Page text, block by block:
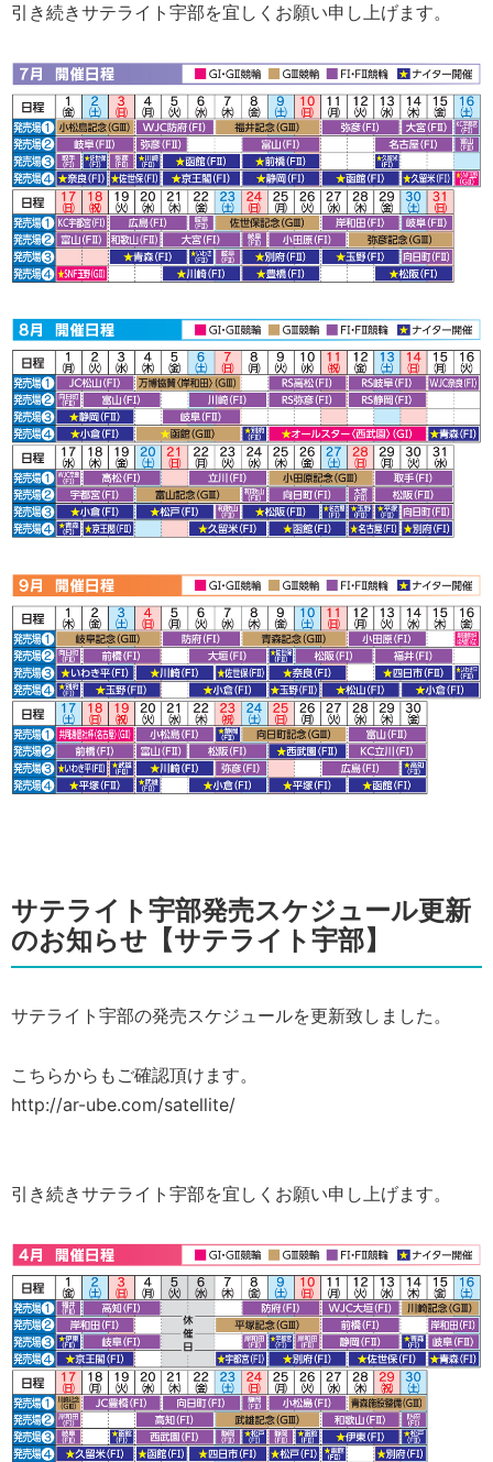
引き続きサテライト宇部を宜しくお願い申し上げます。
サテライト宇部発売スケジュール更新
のお知らせ【サテライト宇部】
サテライト宇部の発売スケジュールを更新致しました。
こちらからもご確認頂けます。
http://ar-ube.com/satellite/
引き続きサテライト宇部を宜しくお願い申し上げます。